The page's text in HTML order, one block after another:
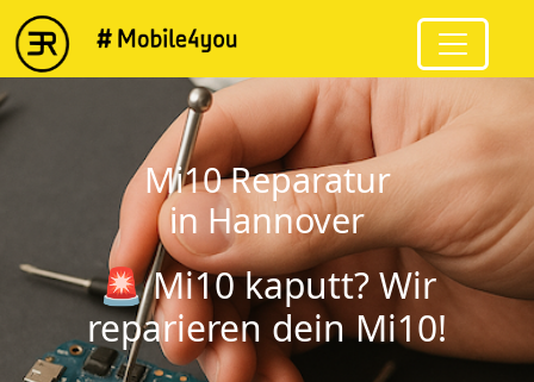
string(4) "Mi10"
Mi10 Reparatur
in Hannover
🚨 Mi10 kaputt? Wir
reparieren dein Mi10!